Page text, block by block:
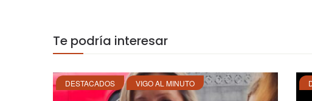
Te podría interesar
DESTACADOS VIGO AL MINUTO